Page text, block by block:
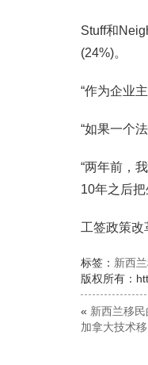
Stuff和
(24%)。
“作为企业
“如果一个
“两年前，
10年之后
工签政策改
标签： 新西
版权所有：
« 新西兰移
加拿大技术